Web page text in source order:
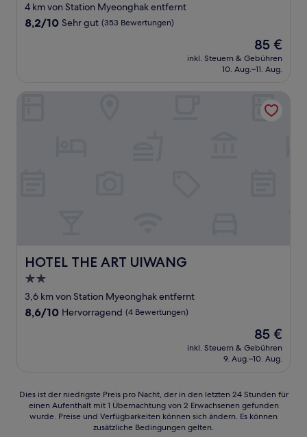
Sterne-
Unterkunft
4 km von Station Myeonghak entfernt
8.2
Bewertungen)
8,2/10 Sehr gut (353 Bewertungen)
Der
Preis
beträgt
85 €
inkl. Steuern & Gebühren
10. Aug.–11. Aug.
HOTEL THE ART UIWANG
HOTEL THE ART UIWANG
2.0-
Sterne-
Unterkunft
3,6 km von Station Myeonghak entfernt
8.6
8,6/10 Hervorragend (4 Bewertungen)
Der
Preis
beträgt
85 €
inkl. Steuern & Gebühren
9. Aug.–10. Aug.
Dies
der
Dies ist der niedrigste Preis pro Nacht, der in den letzten 24 Stunden für
einen Aufenthalt mit 1 Übernachtung von 2 Erwachsenen gefunden
wurde. Preise und Verfügbarkeiten können sich ändern. Es können
zusätzliche Bedingungen gelten.